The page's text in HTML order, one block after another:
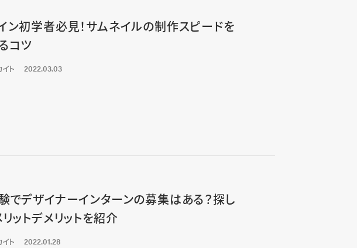
ン初学者必見！サムネイルの制作スピードを
コツ
ト 2022.03.03
でデザイナーインターンの募集はある？探し
リットデメリットを紹介
ト 2022.01.28